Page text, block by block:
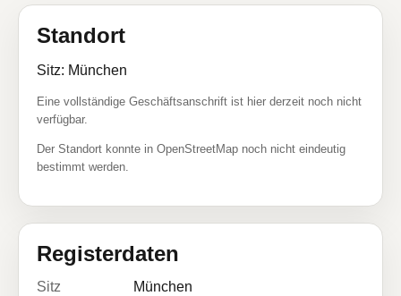
Standort
Sitz: München
Eine vollständige Geschäftsanschrift ist hier derzeit noch nicht
verfügbar.
Der Standort konnte in OpenStreetMap noch nicht eindeutig
bestimmt werden.
Registerdaten
Sitz
München